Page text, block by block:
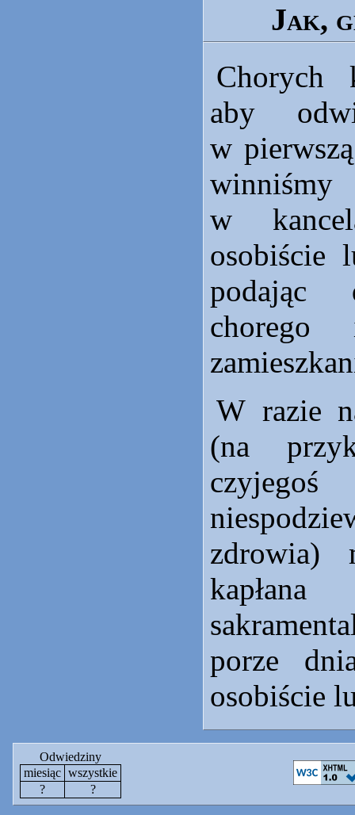
Jak,
Chorych
aby
w
w
osobiście
podając
W razie
(na
zdrowia)
porze
osobiście
Odwiedziny
miesiąc wszystkie
?
?